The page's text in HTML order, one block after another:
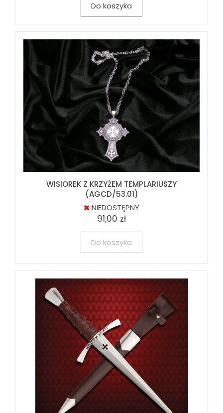
Do koszyka
WISIOREK Z KRZYŻEM TEMPLARIUSZY
(AGCD/53.01)
NIEDOSTĘPNY
91,00 zł
Do koszyka